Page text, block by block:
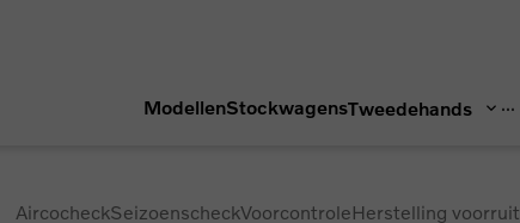
ModellenStockwagensTweedehands
AircocheckSeizoenscheckVoorcontroleHerstelling voorruit